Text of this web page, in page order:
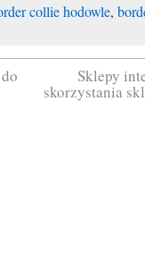
collie hodowle,
Sklepy
skorzystania